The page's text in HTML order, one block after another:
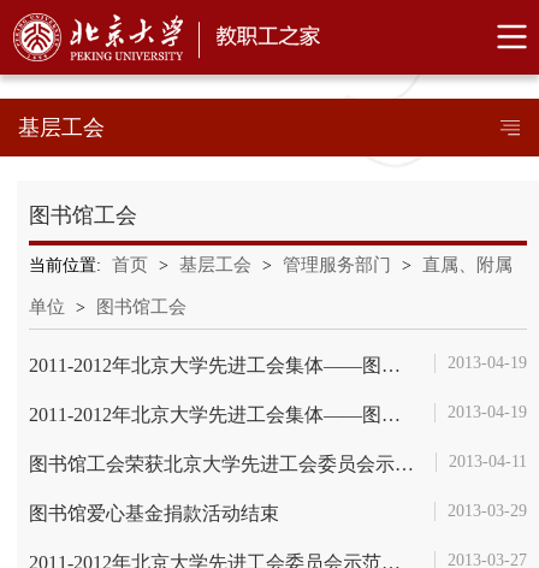
基层工会
图书馆工会
当前位置: 首页 > 基层工会 > 管理服务部门 > 直属、附属
单位 > 图书馆工会
2011-2012年北京大学先进工会集体――图书馆流通阅览部工会小组先进事迹... 2013-04-19
2011-2012年北京大学先进工会集体――图书馆办公室工会小组先进事迹展播 2013-04-19
图书馆工会荣获北京大学先进工会委员会示范单位称号 2013-04-11
图书馆爱心基金捐款活动结束 2013-03-29
2011-2012年北京大学先进工会委员会示范单位――图书馆工会先进事迹展播 2013-03-27